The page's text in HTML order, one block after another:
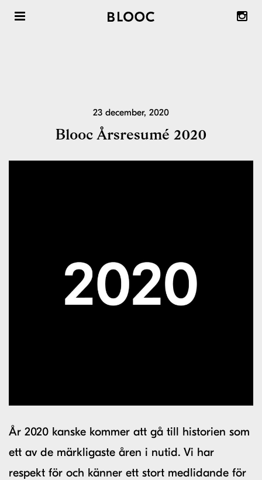
Om Blooc
23 december, 2020
Blooc Årsresumé 2020
År 2020 kanske kommer att gå till historien som
ett av de märkligaste åren i nutid. Vi har
respekt för och känner ett stort medlidande för